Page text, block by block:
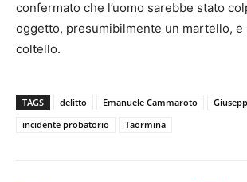
confermato che l’uomo sarebbe stato
oggetto, presumibilmente un martello, e
coltello.
TAGS delitto Emanuele Cammaroto
incidente probatorio
Taormina